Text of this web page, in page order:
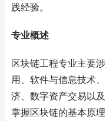
践经验。
专业概述
区块链工程专业主要
用、软件与信息技术
济、数字资产交易以
掌握区块链的基本原